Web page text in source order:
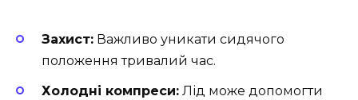
Захист: Важливо уникати сидячого
положення тривалий час.
Холодні компреси: Лід може допомогти